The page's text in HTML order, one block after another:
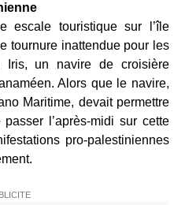
escale touristique sur l’île
tournure inattendue pour les
Iris, un navire de croisière
Alors que le navire,
Maritime, devait permettre
l’après-midi sur cette
pro-palestiniennes